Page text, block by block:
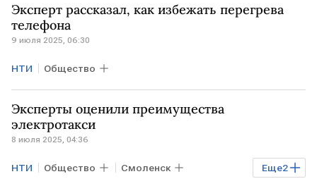
Эксперт рассказал, как избежать перегрева
телефона
9 июля 2025, 06:30
НТИ Общество
Эксперты оценили преимущества
электротакси
8 июля 2025, 04:36
Еще2
НТИ Общество Смоленск